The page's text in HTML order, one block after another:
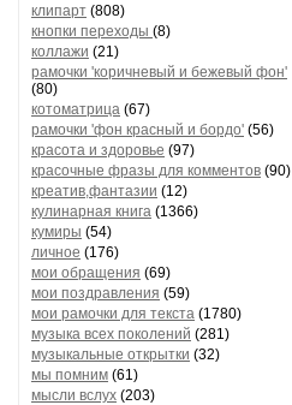
клипарт (808)
кнопки переходы (8)
коллажи (21)
рамочки 'коричневый и бежевый фон'
(80)
котоматрица (67)
рамочки 'фон красный и бордо' (56)
красота и здоровье (97)
красочные фразы для комментов (90)
креатив,фантазии (12)
кулинарная книга (1366)
кумиры (54)
личное (176)
мои обращения (69)
мои поздравления (59)
мои рамочки для текста (1780)
музыка всех поколений (281)
музыкальные открытки (32)
мы помним (61)
мысли вслух (203)